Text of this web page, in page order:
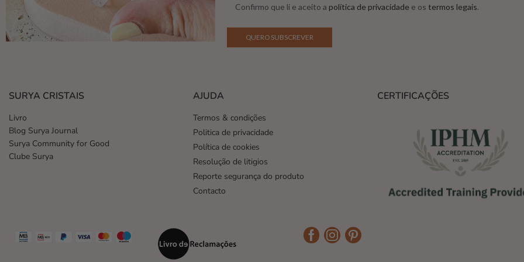
Confirmo que li e aceito a política de privacidade e os termos legais.
SURYA CRISTAIS
Livro
Blog Surya Journal
Surya Community for Good
Clube Surya
AJUDA
Termos & condições
Politica de privacidade
Política de cookies
Resolução de litigios
Reporte segurança do produto
Contacto
CERTIFICAÇÕES